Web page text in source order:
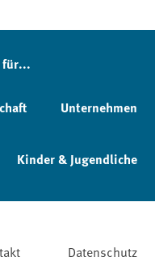
Unternehmen
Kinder & Jugendliche
Datenschutz